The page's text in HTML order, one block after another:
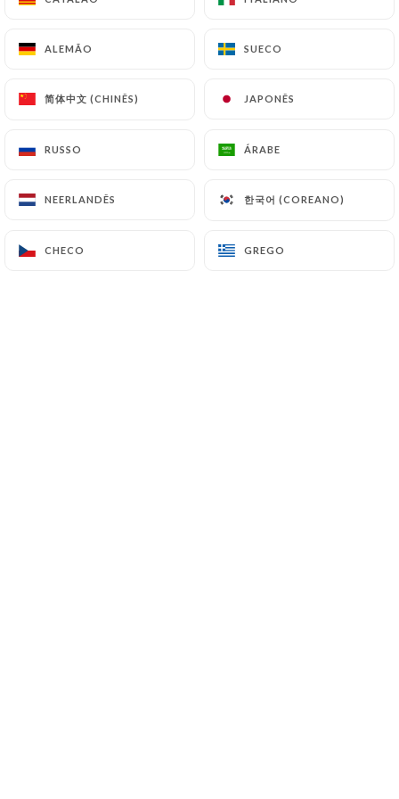
ALEMÃO SUECO
简体中文 (CHINÊS) JAPONÊS
RUSSO ÁRABE
NEERLANDÊS 한국어 (COREANO)
CHECO GREGO
Galeria
ALEMÃO SUECO
简体中文 (CHINÊS) JAPONÊS
RUSSO ÁRABE
NEERLANDÊS 한국어 (COREANO)
CHECO GREGO